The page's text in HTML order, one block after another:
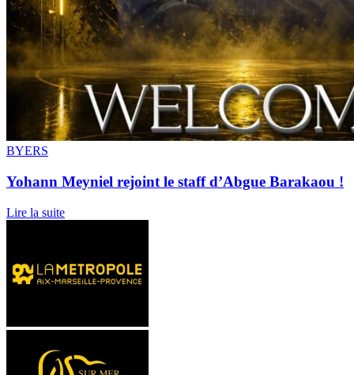
BYERS
Yohann Meyniel rejoint le staff d’Abgue Barakaou !
Lire la suite